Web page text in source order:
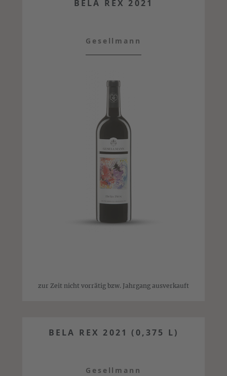
BELA REX 2021
Gesellmann
zur Zeit nicht vorrätig bzw. Jahrgang ausverkauft
BELA REX 2021 (0,375 L)
Gesellmann